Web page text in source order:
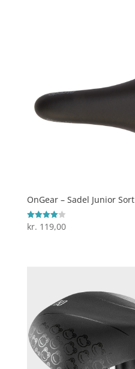
OnGear – Sadel Junior Sort
Vurderet
4
kr. 119,00